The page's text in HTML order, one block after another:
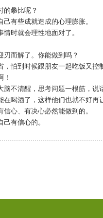
的攀比呢？
有些成就造成的心理膨胀。
时就会理性地面对了。
刃而解了。你能做到吗？
怕到时候跟朋友一起吃饭又控
不清醒，思考问题一根筋，
喝酒了，这样他们也就不好再
心、有决心必然能做到的。
有信心的。